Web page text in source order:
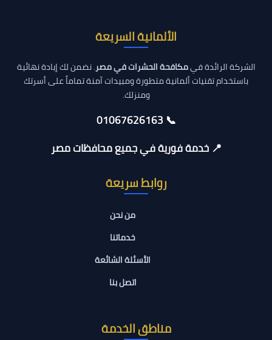
الألمانية السريعة
الشركة الرائدة فيمكافحة الحشرات في مصر. نضمن لك إبادة نهائية
باستخدام تقنيات ألمانية متطورة ومبيدات آمنة تماماً على أسرتك
ومنزلك.
📞 01067626163
📍 خدمة فورية في جميع محافظات مصر
روابط سريعة
من نحن
خدماتنا
الأسئلة الشائعة
اتصل بنا
مناطق الخدمة